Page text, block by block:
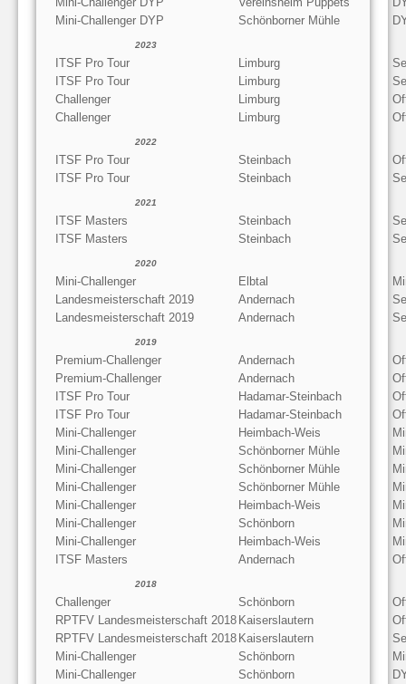
Mini-Challenger DYP
Schönborner Mühle
2023
ITSF Pro Tour Limburg
ITSF Pro Tour
Limburg
Challenger
Limburg
Challenger
Limburg
2022
ITSF Pro Tour Steinbach
ITSF Pro Tour
Steinbach
2021
ITSF Masters Steinbach
ITSF Masters
Steinbach
2020
Mini-Challenger Elbtal
Landesmeisterschaft 2019
Andernach
Landesmeisterschaft 2019
Andernach
2019
Premium-Challenger Andernach
Premium-Challenger
Andernach
ITSF Pro Tour
Hadamar-Steinbach
ITSF Pro Tour
Hadamar-Steinbach
Mini-Challenger
Heimbach-Weis
Mini-Challenger
Schönborner Mühle
Mini-Challenger
Schönborner Mühle
Mini-Challenger
Schönborner Mühle
Mini-Challenger
Heimbach-Weis
Mini-Challenger
Schönborn
Mini-Challenger
Heimbach-Weis
ITSF Masters
Andernach
2018
Challenger Schönborn
RPTFV Landesmeisterschaft 2018 Kaiserslautern
RPTFV Landesmeisterschaft 2018 Kaiserslautern
Mini-Challenger
Schönborn
Mini-Challenger
Schönborn